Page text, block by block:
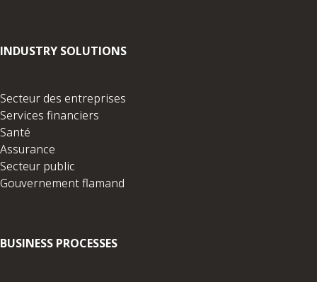
INDUSTRY SOLUTIONS
Secteur des entreprises
Services financiers
Santé
Assurance
Secteur public
Gouvernement flamand
BUSINESS PROCESSES